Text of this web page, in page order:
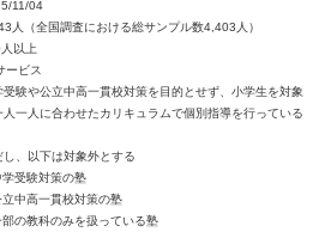
11/04
人（全国調査における総サンプル数4,403人）
以上
ービス
受験や公立中高一貫校対策を目的とせず、小学生を対象
人一人に合わせたカリキュラムで個別指導を行っている
し、以下は対象外とする
学受験対策の塾
立中高一貫校対策の塾
部の教科のみを扱っている塾